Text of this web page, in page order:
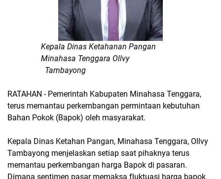
Kepala Dinas Ketahanan Pangan
Minahasa Tenggara Ollvy
Tambayong
RATAHAN - Pemerintah Kabupaten Minahasa Tenggara,
terus memantau perkembangan permintaan kebutuhan
Bahan Pokok (Bapok) oleh masyarakat.
Kepala Dinas Ketahan Pangan, Minahasa Tenggara, Ollvy
Tambayong menjelaskan setiap saat pihaknya terus
memantau perkembangan harga Bapok di pasaran.
Dimana sentimen pasar memaksa fluktuasi harga bapok